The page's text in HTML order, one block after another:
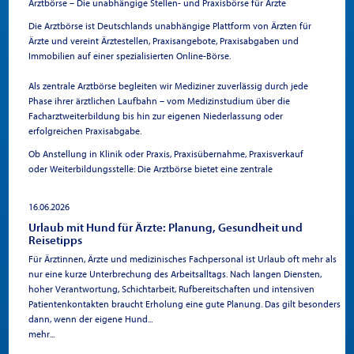
Energieverbrauch des Hauses im Vergleich zu ähnlichen
Neubauten. Dank innovativer Technologien und einer
durchdachten Bauweise verbraucht es nur die Hälfte der Energie,
was nicht nur die Umweltbelastung reduziert, sondern auch den
Sehenswürdigkeiten am Bodensee, Salem, Lindau, Mainau und
Bregenz, sind die einzelnen Baukörper in Ihrer Eleganz und
architektonischen Fertigkeit einzigartig. Jede Wohneinheit besticht
luxuriöse Ausgestaltung.
Diese moderne Neubauresidenz bietet Ihnen die einmalige
Möglichkeit, an einem der schönsten Orte Deutschlands zu
unvergleichlichen Naturkulisse zu vereinen. Genießen Sie jeden
Tag den atemberaubenden Blick auf den Bodensee und lassen Sie
exklusiven Wohnprojekts begeistern.
Arztbörse – Die unabhängige Stellen- und Praxisbörse für Ärzte
Die Arztbörse ist Deutschlands unabhängige Plattform von Ärzten für
Ärzte und vereint Ärztestellen, Praxisangebote, Praxisabgaben und
Immobilien auf einer spezialisierten Online-Börse.
Als zentrale Arztbörse begleiten wir Mediziner zuverlässig durch jede
Phase ihrer ärztlichen Laufbahn – vom Medizinstudium über die
Facharztweiterbildung bis hin zur eigenen Niederlassung oder
erfolgreichen Praxisabgabe.
Ob Anstellung in Klinik oder Praxis, Praxisübernahme, Praxisverkauf
oder Weiterbildungsstelle: Die Arztbörse bietet eine zentrale
Was ist die
Arztbörse?
Die Arztbörse ist eine spezialisierte Job- und Praxisbörse, die
ausschließlich auf die beruflichen Bedürfnisse von Ärzten,
Medizinstudierenden und medizinischen Arbeitgebern ausgerichtet
16.06.2026
Urlaub mit Hund für Ärzte: Planung, Gesundheit und
Reisetipps
Für Ärztinnen, Ärzte und medizinisches Fachpersonal ist Urlaub oft mehr als
nur eine kurze Unterbrechung des Arbeitsalltags. Nach langen Diensten,
hoher Verantwortung, Schichtarbeit, Rufbereitschaften und intensiven
Patientenkontakten braucht Erholung eine gute Planung. Das gilt besonders
dann, wenn der eigene Hund...
mehr...